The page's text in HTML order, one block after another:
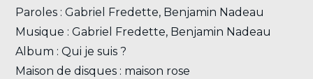
Paroles : Gabriel Fredette, Benjamin Nadeau
Musique : Gabriel Fredette, Benjamin Nadeau
Album : Qui je suis ?
Maison de disques : maison rose